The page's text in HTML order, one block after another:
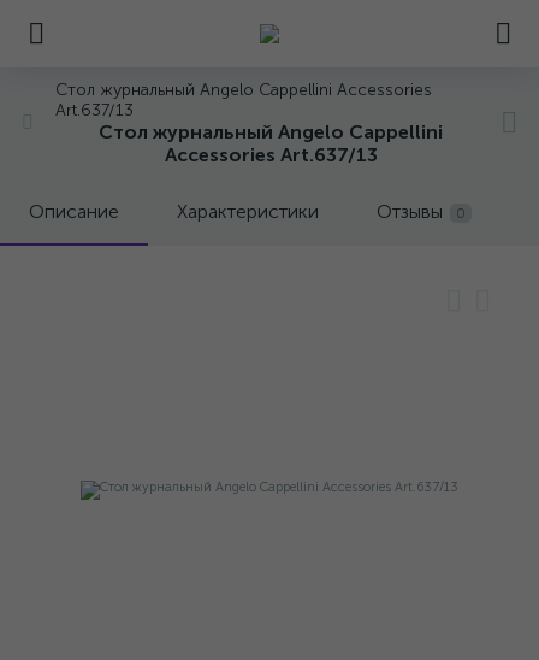
Стол журнальный Angelo Cappellini Accessories
Art.637/13
Стол журнальный Angelo Cappellini
Accessories Art.637/13
Описание Характеристики Отзывы 0